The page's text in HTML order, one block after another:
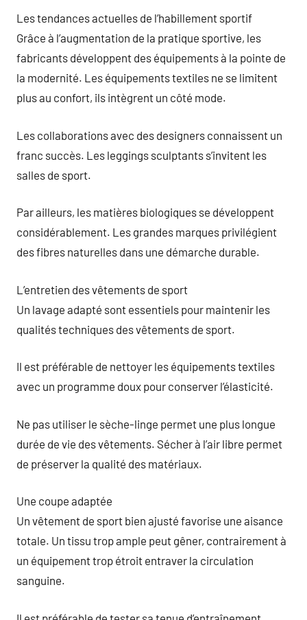
Les tendances actuelles de l’habillement sportif
Grâce à l’augmentation de la pratique sportive, les
fabricants développent des équipements à la pointe de
la modernité. Les équipements textiles ne se limitent
plus au confort, ils intègrent un côté mode.
Les collaborations avec des designers connaissent un
franc succès. Les leggings sculptants s’invitent les
salles de sport.
Par ailleurs, les matières biologiques se développent
considérablement. Les grandes marques privilégient
des fibres naturelles dans une démarche durable.
L’entretien des vêtements de sport
Un lavage adapté sont essentiels pour maintenir les
qualités techniques des vêtements de sport.
Il est préférable de nettoyer les équipements textiles
avec un programme doux pour conserver l’élasticité.
Ne pas utiliser le sèche-linge permet une plus longue
durée de vie des vêtements. Sécher à l’air libre permet
de préserver la qualité des matériaux.
Une coupe adaptée
Un vêtement de sport bien ajusté favorise une aisance
totale. Un tissu trop ample peut gêner, contrairement à
un équipement trop étroit entraver la circulation
sanguine.